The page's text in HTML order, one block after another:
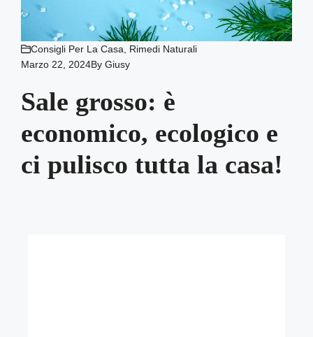
Consigli Per La Casa, Rimedi Naturali
Marzo 22, 2024ByGiusy
Sale grosso: è
economico, ecologico e
ci pulisco tutta la casa!